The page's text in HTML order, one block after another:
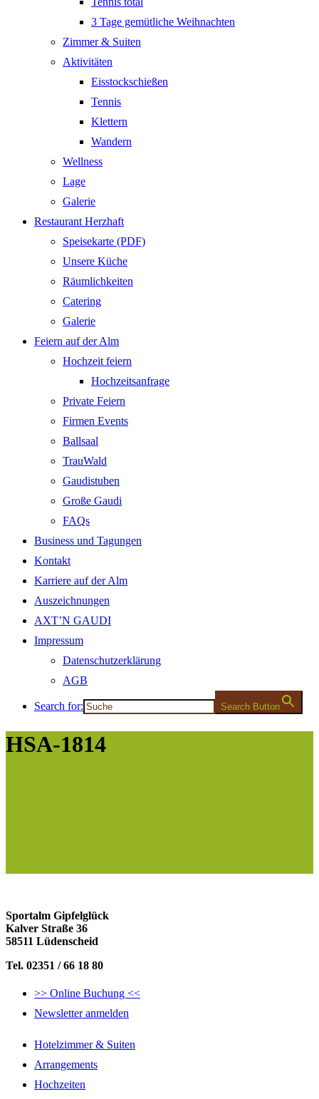
3 Tage gemütliche Weihnachten
Zimmer & Suiten
Aktivitäten
Eisstockschießen
Tennis
Klettern
Wandern
Wellness
Lage
Galerie
Restaurant Herzhaft
Speisekarte (PDF)
Unsere Küche
Räumlichkeiten
Catering
Galerie
Feiern auf der Alm
Hochzeit feiern
Hochzeitsanfrage
Private Feiern
Firmen Events
Ballsaal
TrauWald
Gaudistuben
Große Gaudi
FAQs
Business und Tagungen
Kontakt
Karriere auf der Alm
Auszeichnungen
AXT’N GAUDI
Impressum
Datenschutzerklärung
AGB
Search for: Search Button
HSA-1814
Sportalm Gipfelglück
Kalver Straße 36
58511 Lüdenscheid
Tel. 02351 / 66 18 80
>> Online Buchung <<
Newsletter anmelden
Hotelzimmer & Suiten
Arrangements
Hochzeiten